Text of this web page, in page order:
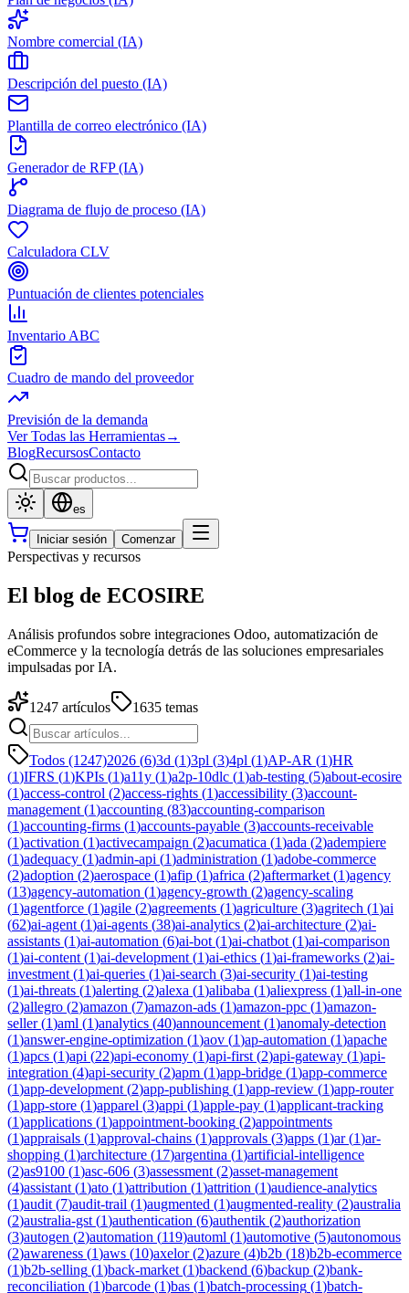
Nombre comercial (IA)
Descripción del puesto (IA)
Plantilla de correo electrónico (IA)
Generador de RFP (IA)
Diagrama de flujo de proceso (IA)
Calculadora CLV
Puntuación de clientes potenciales
Inventario ABC
Cuadro de mando del proveedor
Previsión de la demanda
Ver Todas las Herramientas→
BlogRecursosContacto
es
Iniciar sesión Comenzar
Perspectivas y recursos
El blog de ECOSIRE
Análisis profundos sobre integraciones Odoo, automatización de
eCommerce y la tecnología detrás de las soluciones empresariales
impulsadas por IA.
1247 artículos 1635 temas
Todos (1247)2026 (6)3d (1)3pl (3)4pl (1)AP-AR (1)HR
(1)IFRS (1)KPIs (1)a11y (1)a2p-10dlc (1)ab-testing (5)about-ecosire
(1)access-control (2)access-rights (1)accessibility (3)account-
management (1)accounting (83)accounting-comparison
(1)accounting-firms (1)accounts-payable (3)accounts-receivable
(1)activation (1)activecampaign (2)acumatica (1)ada (2)adempiere
(1)adequacy (1)admin-api (1)administration (1)adobe-commerce
(2)adoption (2)aerospace (1)afip (1)africa (2)aftermarket (1)agency
(13)agency-automation (1)agency-growth (2)agency-scaling
(1)agentforce (1)agile (2)agreements (1)agriculture (3)agritech (1)ai
(62)ai-agent (1)ai-agents (38)ai-analytics (2)ai-architecture (2)ai-
assistants (1)ai-automation (6)ai-bot (1)ai-chatbot (1)ai-comparison
(1)ai-content (1)ai-development (1)ai-ethics (1)ai-frameworks (2)ai-
investment (1)ai-queries (1)ai-search (3)ai-security (1)ai-testing
(1)ai-threats (1)alerting (2)alexa (1)alibaba (1)aliexpress (1)all-in-one
(2)allegro (2)amazon (7)amazon-ads (1)amazon-ppc (1)amazon-
seller(1)aml (1)analytics (40)announcement (1)anomaly-detection
(1)answer-engine-optimization (1)aov (1)ap-automation (1)apache
(1)apcs (1)api (22)api-economy (1)api-first (2)api-gateway (1)api-
integration (4)api-security (2)apm (1)app-bridge (1)app-commerce
(1)app-development (2)app-publishing (1)app-review (1)app-router
(1)app-store (1)apparel (3)appi (1)apple-pay (1)applicant-tracking
(1)applications (1)appointment-booking (2)appointments
(1)appraisals (1)approval-chains (1)approvals (3)apps (1)ar(1)ar-
shopping (1)architecture (17)argentina (1)artificial-intelligence
(2)as9100 (1)asc-606 (3)assessment (2)asset-management
(4)assistant (1)ato (1)attribution (1)attrition (1)audience-analytics
(1)audit (7)audit-trail (1)augmented (1)augmented-reality (2)australia
(2)australia-gst (1)authentication (6)authentik (2)authorization
(3)autogen (2)automation (119)automl (1)automotive (5)autonomous
(2)awareness (1)aws (10)axelor(2)azure (4)b2b (18)b2b-ecommerce
(1)b2b-selling (1)back-market (1)backend (6)backup (2)bank-
reconciliation (1)barcode (1)bas (1)batch-processing (1)batch-